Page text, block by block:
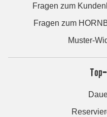
Fragen zum
Fragen zum
Muster-